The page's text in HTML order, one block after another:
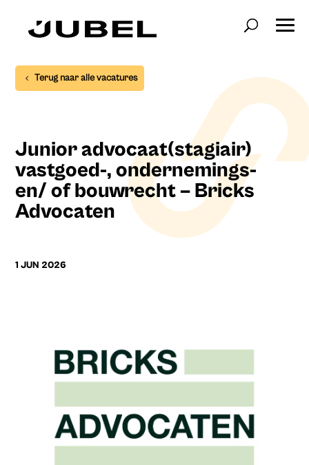
Terug naar alle vacatures
Junior advocaat(stagiair)
vastgoed-, ondernemings-
en/ of bouwrecht – Bricks
Advocaten
1 JUN 2026